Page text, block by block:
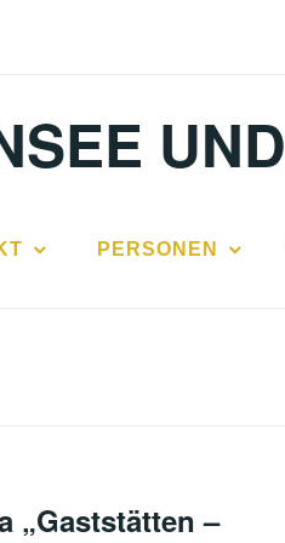
UND
PERSONEN
„Gaststätten –